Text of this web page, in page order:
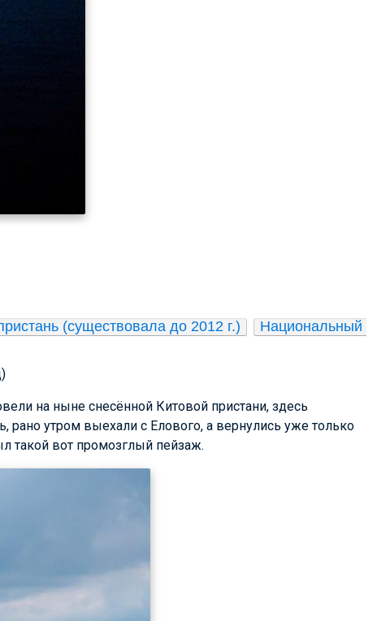
(существовала до 2012 г.)
Национальный
на ныне снесённой Китовой пристани, здесь
утром выехали с Елового, а вернулись уже только
такой вот промозглый пейзаж.